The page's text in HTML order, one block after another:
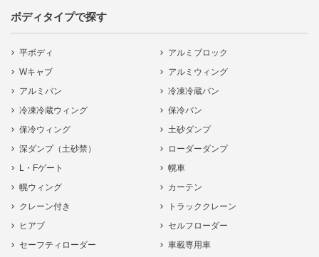
ボディタイプで探す
平ボディ
アルミブロック
Wキャブ
アルミウィング
アルミバン
冷凍冷蔵バン
冷凍冷蔵ウィング
保冷バン
保冷ウィング
土砂ダンプ
深ダンプ（土砂禁）
ローダーダンプ
L・Fゲート
幌車
幌ウィング
カーテン
クレーン付き
トラッククレーン
ヒアブ
セルフローダー
セーフティローダー
車載専用車